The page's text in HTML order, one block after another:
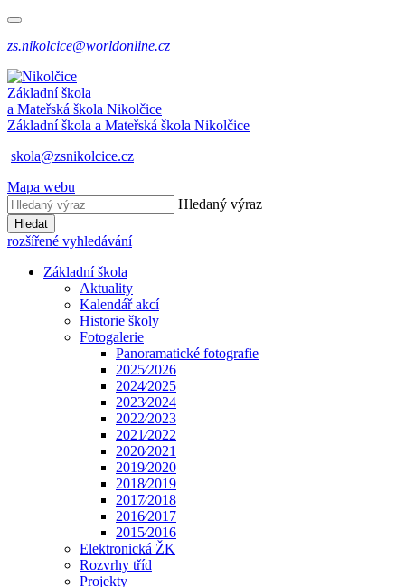
zs.nikolcice@worldonline.cz
Základní škola
a Mateřská škola Nikolčice
Základní škola a Mateřská škola Nikolčice
skola@zsnikolcice.cz
Mapa webu
Hledaný výraz
Hledat
rozšířené vyhledávání
Základní škola
Aktuality
Kalendář akcí
Historie školy
Fotogalerie
Panoramatické fotografie
2025⁄2026
2024⁄2025
2023⁄2024
2022⁄2023
2021⁄2022
2020⁄2021
2019⁄2020
2018⁄2019
2017⁄2018
2016⁄2017
2015⁄2016
Elektronická ŽK
Rozvrhy tříd
Projekty